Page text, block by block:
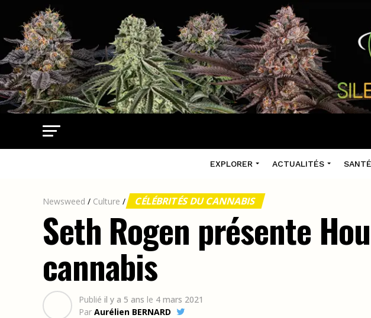
EXPLORER ACTUALITÉS SANTÉ
Newsweed / Culture / CÉLÉBRITÉS DU CANNABIS
Seth Rogen présente
cannabis
Publié il y a 5 ans le 4 mars 2021
Par Aurélien BERNARD